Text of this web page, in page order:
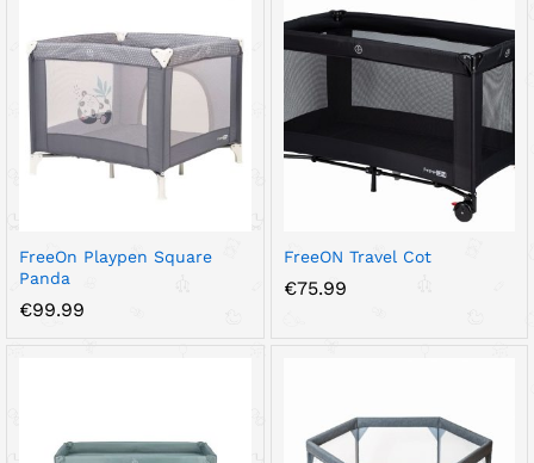
FreeOn Playpen Square
Panda
€99.99
FreeON Travel Cot
€75.99